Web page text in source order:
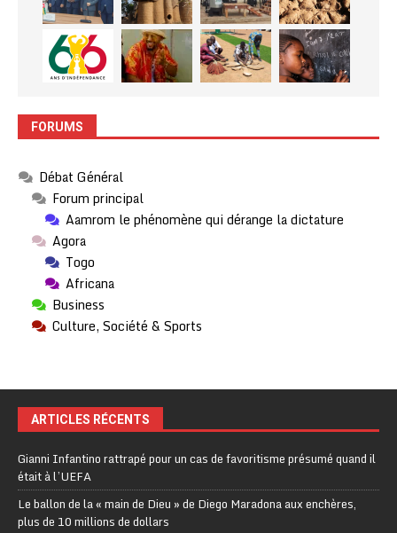
FORUMS
Débat Général
Forum principal
Aamrom le phénomène qui dérange la dictature
Agora
Togo
Africana
Business
Culture, Société & Sports
ARTICLES RÉCENTS
Gianni Infantino rattrapé pour un cas de favoritisme présumé quand il
était à l’UEFA
Le ballon de la « main de Dieu » de Diego Maradona aux enchères,
plus de 10 millions de dollars